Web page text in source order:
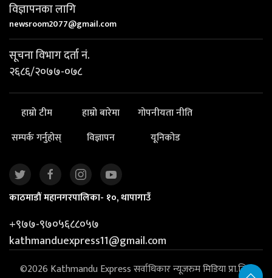
विज्ञापनका लागि
newsroom2077@gmail.com
सूचना विभाग दर्ता नं.
२६८६/२०७७-०७८
हाम्रो टीम हाम्रो बारेमा
गोपनीयता नीति
सम्पर्क गर्नुहोस्
विज्ञापन यूनिकोड
काठमाडौं महानगरपालिका- १०, थापागाउँ
+९७७-९७०५६८८०५७
kathmanduexpress11@gmail.com
©2026 Kathmandu Express सर्वाधिकार न्यूजरुम मिडिया प्रा.लि. |